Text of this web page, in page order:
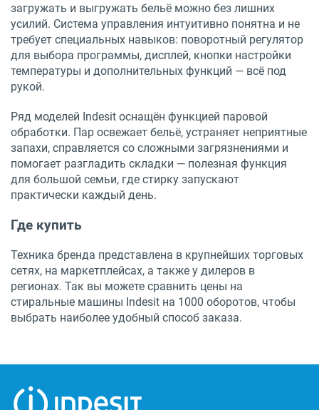
загружать и выгружать бельё можно без лишних
усилий. Система управления интуитивно понятна и не
требует специальных навыков: поворотный регулятор
для выбора программы, дисплей, кнопки настройки
температуры и дополнительных функций — всё под
рукой.
Ряд моделей Indesit оснащён функцией паровой
обработки. Пар освежает бельё, устраняет неприятные
запахи, справляется со сложными загрязнениями и
помогает разгладить складки — полезная функция
для большой семьи, где стирку запускают
практически каждый день.
Где купить
Техника бренда представлена в крупнейших торговых
сетях, на маркетплейсах, а также у дилеров в
регионах. Так вы можете сравнить цены на
стиральные машины Indesit на 1000 оборотов, чтобы
выбрать наиболее удобный способ заказа.